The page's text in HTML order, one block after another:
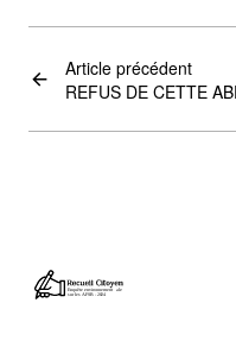
Article précédent
REFUS DE CETTE